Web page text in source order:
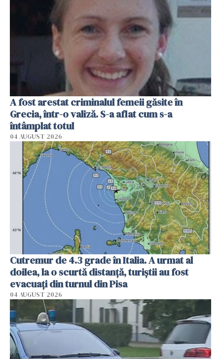
A fost arestat criminalul femeii găsite în
Grecia, într-o valiză. S-a aflat cum s-a
întâmplat totul
04 AUGUST 2026
Cutremur de 4.3 grade în Italia. A urmat al
doilea, la o scurtă distanță, turiștii au fost
evacuați din turnul din Pisa
04 AUGUST 2026